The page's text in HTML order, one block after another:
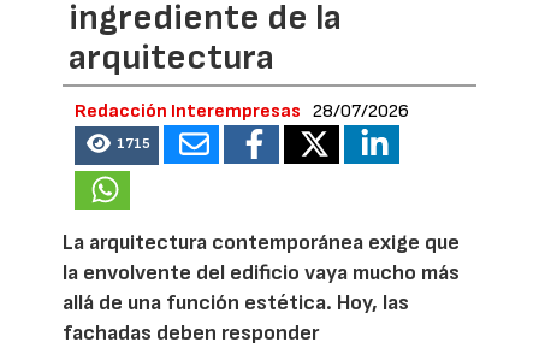
ingrediente de la
arquitectura
Redacción Interempresas 28/07/2026
1715
La arquitectura contemporánea exige que
la envolvente del edificio vaya mucho más
allá de una función estética. Hoy, las
fachadas deben responder